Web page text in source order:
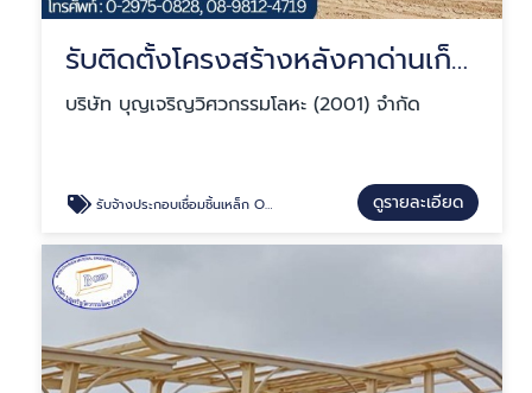
รับติดตั้งโครงสร้างหลังคาด่านเก็บเงิน
บริษัท บุญเจริญวิศวกรรมโลหะ (2001) จำกัด
รับจ้างประกอบเชื่อมชิ้นเหล็ก OEM ดูรายละเอียด